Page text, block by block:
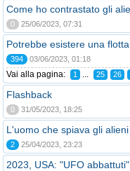
Come ho contrastato gli
0 25/06/2023, 07:31
Potrebbe esistere una
394 03/06/2023, 01:18
Vai alla pagina: 1 ... 25 26
Flashback
0 31/05/2023, 18:25
L'uomo che spiava gli alieni
2 25/04/2023, 23:23
2023, USA: "UFO abbattuti"